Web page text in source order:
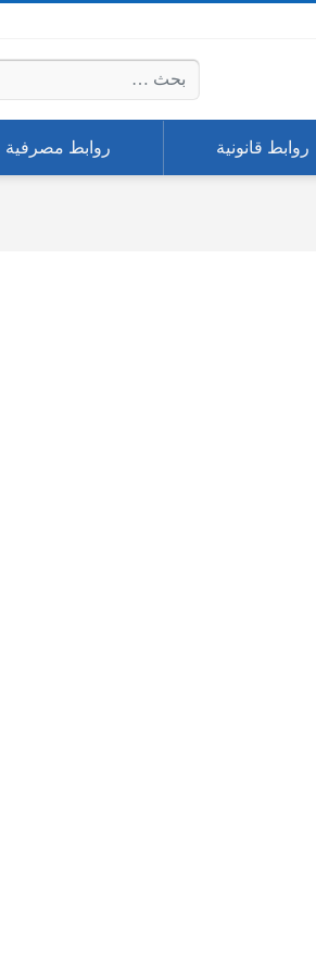
البحث عن:
روابط قانونية روابط مصرفية